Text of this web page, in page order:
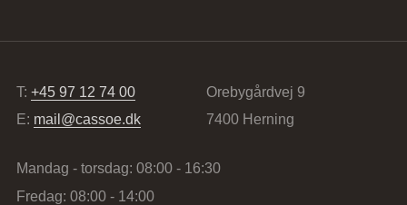
T:+45 97 12 74 00
E: mail@cassoe.dk
Orebygårdvej 9
7400 Herning
Mandag - torsdag: 08:00 - 16:30
Fredag: 08:00 - 14:00